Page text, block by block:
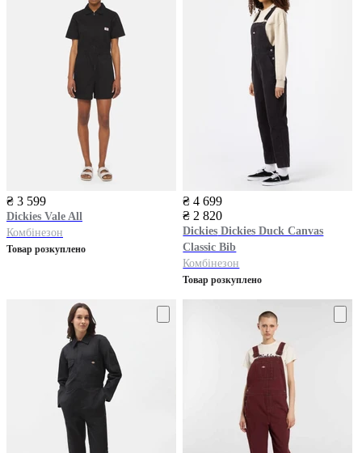
₴ 3 599
Dickies Vale All
Комбінезон
Товар розкуплено
₴ 4 699
₴ 2 820
Dickies Dickies Duck Canvas
Classic Bib
Комбінезон
Товар розкуплено